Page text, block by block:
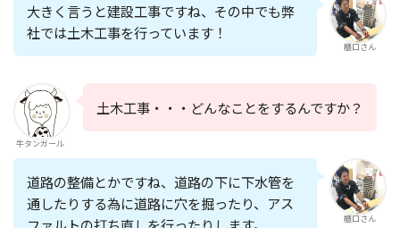
櫃口さん
大きく言うと建設工事ですね、その中でも弊
社では土木工事を行っています！
牛タンガール
土木工事・・・どんなことをするんですか？
櫃口さん
道路の整備とかですね、 道路の下に下水管を
通したりする為に道路に穴を掘ったり、アス